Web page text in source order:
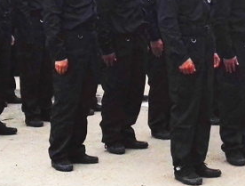
守护服务
随身护卫
物业管理
家政服务